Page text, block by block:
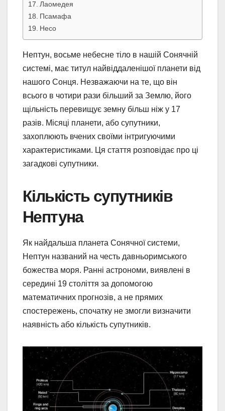
Лаомедея
Псамафа
Несо
Нептун, восьме небесне тіло в нашій Сонячній
системі, має титул найвіддаленішої планети від
нашого Сонця. Незважаючи на те, що він
всього в чотири рази більший за Землю, його
щільність перевищує земну більш ніж у 17
разів. Місяці планети, або супутники,
захоплюють вчених своїми інтригуючими
характеристиками. Ця стаття розповідає про ці
загадкові супутники.
Кількість супутників
Нептуна
Як найдальша планета Сонячної системи,
Нептун названий на честь давньоримського
божества моря. Ранні астрономи, виявлені в
середині 19 століття за допомогою
математичних прогнозів, а не прямих
спостережень, спочатку не змогли визначити
наявність або кількість супутників.